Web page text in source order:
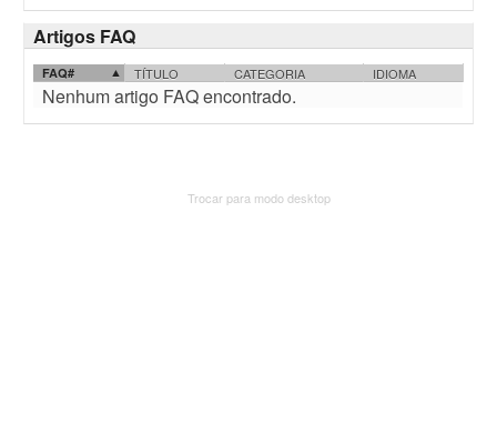
Artigos FAQ
FAQ# TÍTULO CATEGORIA IDIOMA
Nenhum artigo FAQ encontrado.
Trocar para modo desktop